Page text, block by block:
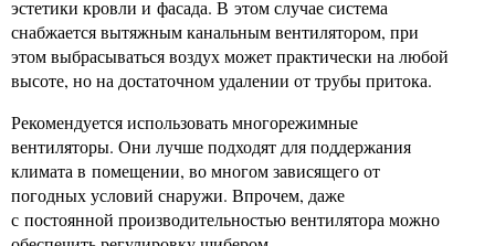
эстетики кровли и фасада. В этом случае система
снабжается вытяжным канальным вентилятором, при
этом выбрасываться воздух может практически на любой
высоте, но на достаточном удалении от трубы притока.
Рекомендуется использовать многорежимные
вентиляторы. Они лучше подходят для поддержания
климата в помещении, во многом зависящего от
погодных условий снаружи. Впрочем, даже
с постоянной производительностью вентилятора можно